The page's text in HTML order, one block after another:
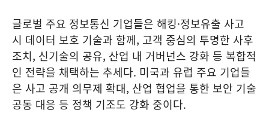
글로벌 주요 정보통신 기업들은 해킹·정보유출 사고
시 데이터 보호 기술과 함께, 고객 중심의 투명한 사후
조치, 신기술의 공유, 산업 내 거버넌스 강화 등 복합적
인 전략을 채택하는 추세다. 미국과 유럽 주요 기업들
은 사고 공개 의무제 확대, 산업 협업을 통한 보안 기술
공동 대응 등 정책 기조도 강화 중이다.